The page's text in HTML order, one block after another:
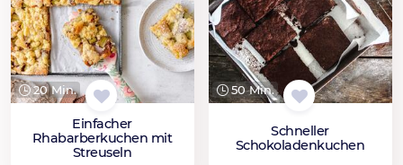
20 Min.
Einfacher
Rhabarberkuchen mit
Streuseln
50 Min.
Schneller
Schokoladenkuchen